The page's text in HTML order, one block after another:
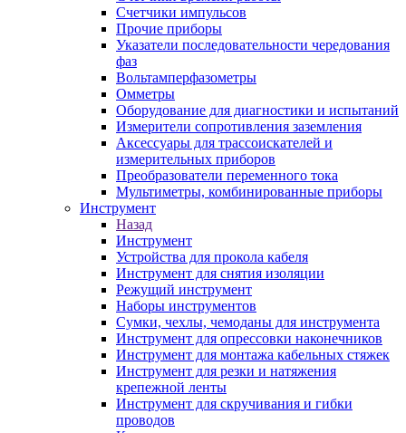
Счетчики импульсов
Прочие приборы
Указатели последовательности чередования
фаз
Вольтамперфазометры
Омметры
Оборудование для диагностики и испытаний
Измерители сопротивления заземления
Аксессуары для трассоискателей и
измерительных приборов
Преобразователи переменного тока
Мультиметры, комбинированные приборы
Инструмент
Назад
Инструмент
Устройства для прокола кабеля
Инструмент для снятия изоляции
Режущий инструмент
Наборы инструментов
Сумки, чехлы, чемоданы для инструмента
Инструмент для опрессовки наконечников
Инструмент для монтажа кабельных стяжек
Инструмент для резки и натяжения
крепежной ленты
Инструмент для скручивания и гибки
проводов